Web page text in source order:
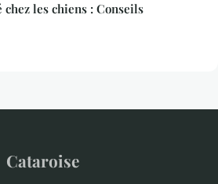
les chiens : Conseils
Cataroise